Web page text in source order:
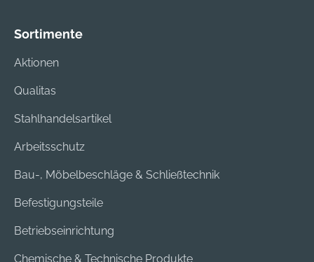
Sortimente
Aktionen
Qualitas
Stahlhandelsartikel
Arbeitsschutz
Bau-, Möbelbeschläge & Schließtechnik
Befestigungsteile
Betriebseinrichtung
Chemische & Technische Produkte